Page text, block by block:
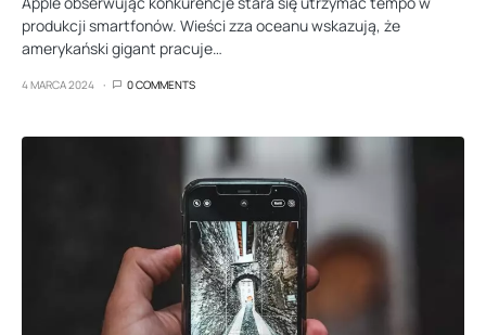
produkcji smartfonów. Wieści zza oceanu wskazują, że
amerykański gigant pracuje…
4 MARCA 2024 0 COMMENTS